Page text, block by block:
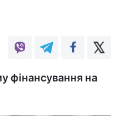
фінансування на